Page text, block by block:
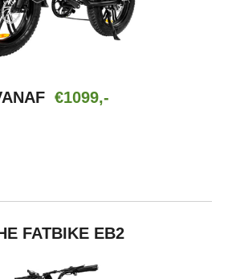
€1099,-
FATBIKE EB2